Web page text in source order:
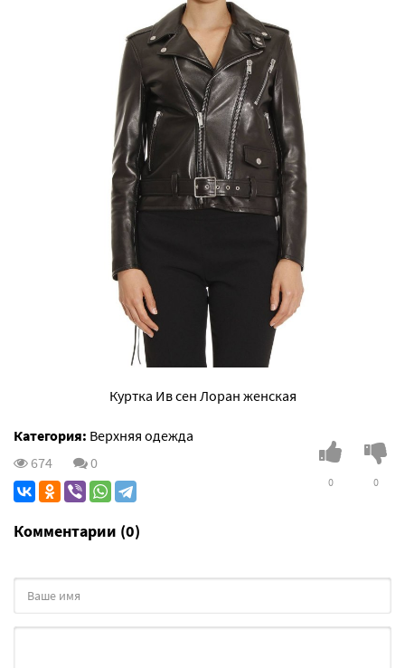
Куртка Ив сен Лоран женская
Категория: Верхняя одежда
674
0
0 0
Комментарии (0)